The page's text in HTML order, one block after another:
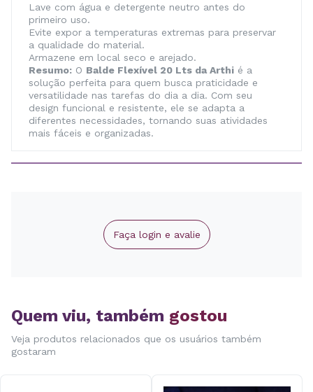
Lave com água e detergente neutro antes do
primeiro uso.
Evite expor a temperaturas extremas para preservar
a qualidade do material.
Armazene em local seco e arejado.
Resumo: O Balde Flexível 20 Lts da Arthi é a
solução perfeita para quem busca praticidade e
versatilidade nas tarefas do dia a dia. Com seu
design funcional e resistente, ele se adapta a
diferentes necessidades, tornando suas atividades
mais fáceis e organizadas.
Faça login e avalie
Quem viu, também gostou
Veja produtos relacionados que os usuários também
gostaram